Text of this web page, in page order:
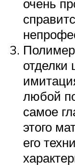
очень
отделки
любой
самое
этого
его